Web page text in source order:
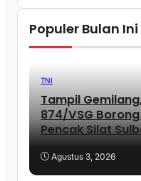
Populer Bulan Ini
TNI
Tampil
874/VSG
Pencak Silat
Agustus 3, 2026